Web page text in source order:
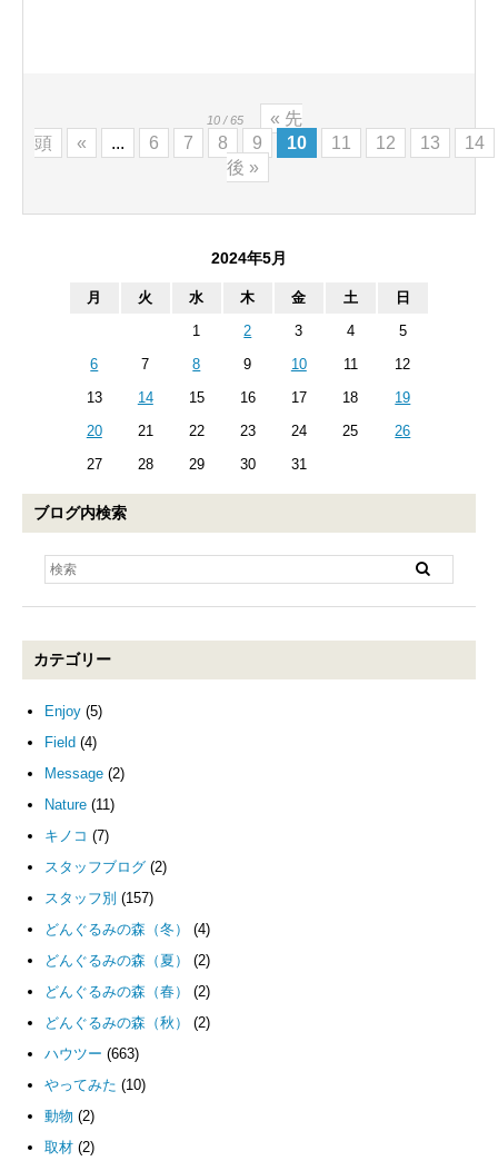
10 / 65
« 先
頭
« ... 6 7 8 9 10 11 12 13
14
後 »
2024年5月
月 火 水 木 金 土
日
1
2 3 4
5
6
7 8 9 10 11
12
13
14 15 16 17 18
19
20
21 22 23 24 25
26
27
28 29 30 31
ブログ内検索
カテゴリー
Enjoy (5)
Field (4)
Message (2)
Nature (11)
キノコ (7)
スタッフブログ (2)
スタッフ別 (157)
どんぐるみの森（冬）
(4)
どんぐるみの森（夏）
(2)
どんぐるみの森（春）
(2)
どんぐるみの森（秋）
(2)
ハウツー (663)
やってみた (10)
動物 (2)
取材 (2)